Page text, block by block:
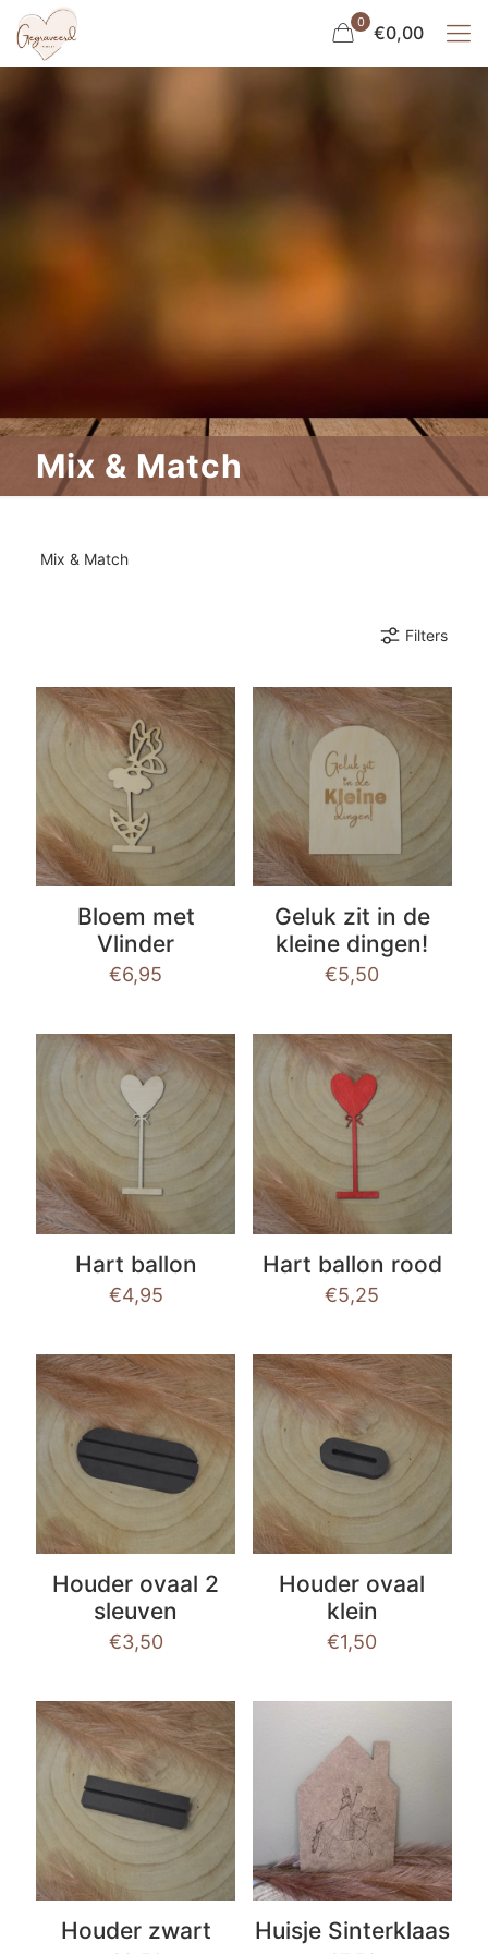
0 €0,00
Mix & Match
Mix & Match
Filters
Bloem met
Vlinder
€6,95
Geluk zit in de
kleine dingen!
€5,50
Hart ballon
€4,95
Hart ballon rood
€5,25
Houder ovaal 2
sleuven
€3,50
Houder ovaal
klein
€1,50
Houder zwart Huisje Sinterklaas